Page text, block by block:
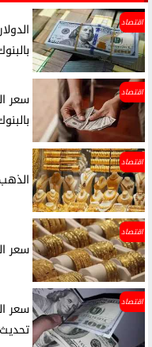
اقتصاد
اقتصاد
سعر
اقتصاد
الذهب
اقتصاد
سعر
اقتصاد
سعر